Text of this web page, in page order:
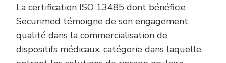
La certification ISO 13485 dont bénéficie
Securimed témoigne de son engagement
qualité dans la commercialisation de
dispositifs médicaux, catégorie dans laquelle